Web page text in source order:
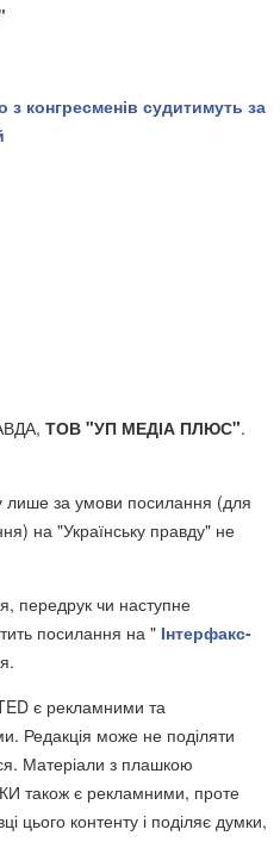
конгресменів судитимуть за
ТОВ "УП МЕДІА ПЛЮС".
лише за умови посилання (для
на "Українську правду" не
передрук чи наступне
посилання на " Інтерфакс-
є рекламними та
Редакція може не поділяти
Матеріали з плашкою
є рекламними, проте
цього контенту і поділяє думки,